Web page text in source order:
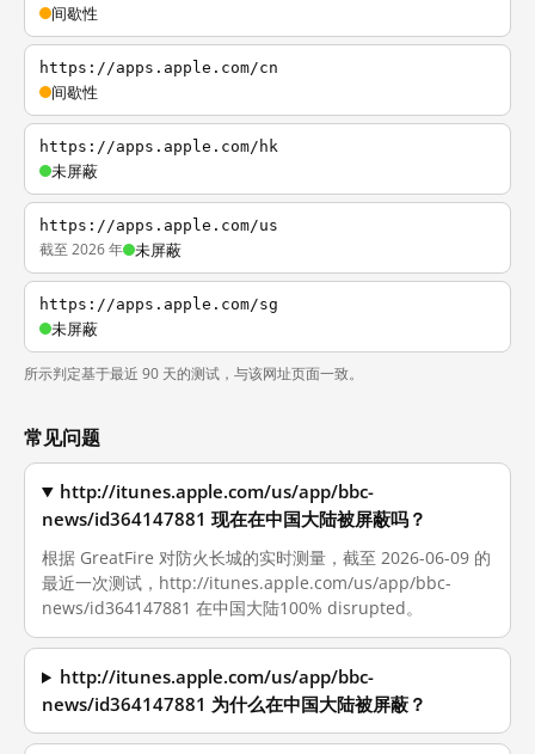
间歇性
https://apps.apple.com/cn
间歇性
https://apps.apple.com/hk
未屏蔽
https://apps.apple.com/us
截至 2026 年 未屏蔽
https://apps.apple.com/sg
未屏蔽
所示判定基于最近 90 天的测试，与该网址页面一致。
常见问题
http://itunes.apple.com/us/app/bbc-
news/id364147881 现在在中国大陆被屏蔽吗？
根据 GreatFire 对防火长城的实时测量，截至 2026-06-09 的
最近一次测试，http://itunes.apple.com/us/app/bbc-
news/id364147881 在中国大陆100% disrupted。
http://itunes.apple.com/us/app/bbc-
news/id364147881 为什么在中国大陆被屏蔽？